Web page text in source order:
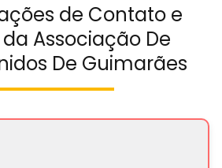
de Contato e
Associação De
De Guimarães